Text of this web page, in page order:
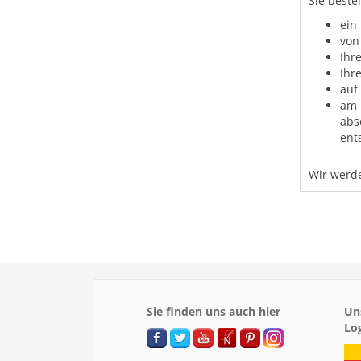
ein
auf
am
Wir
Sie finden uns auch hier